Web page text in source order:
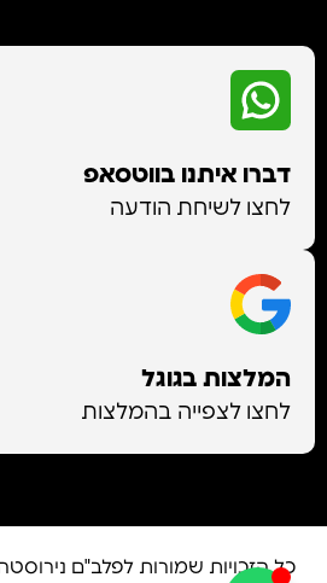
דברו איתנו בווטסאפ
לחצו לשיחת הודעה
המלצות בגוגל
לחצו לצפייה בהמלצות
כל הזכויות שמורות לפלב"ם